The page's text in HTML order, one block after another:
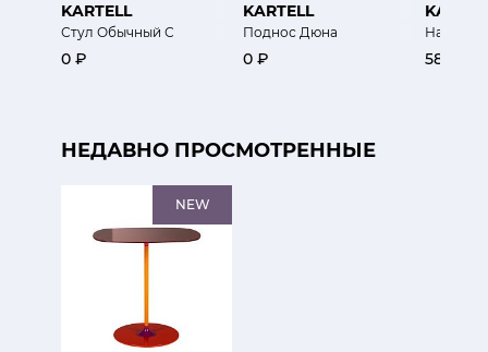
KARTELL
Стул Обычный С
0 ₽
KARTELL
Поднос Дюна
0 ₽ 58 500
НЕДАВНО ПРОСМОТРЕННЫЕ
NEW